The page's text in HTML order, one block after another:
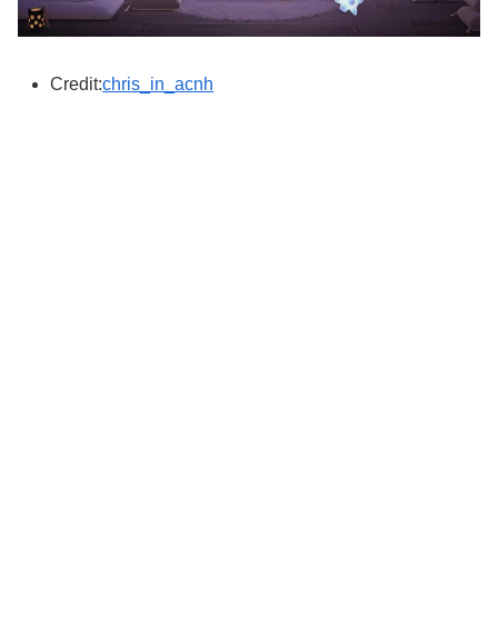
Credit:chris_in_acnh